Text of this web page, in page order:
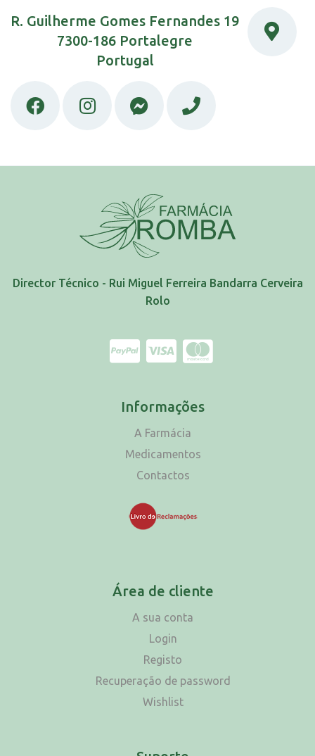
R. Guilherme Gomes Fernandes 19
7300-186 Portalegre
Portugal
Director Técnico - Rui Miguel Ferreira Bandarra Cerveira
Rolo
Informações
A Farmácia
Medicamentos
Contactos
Área de cliente
A sua conta
Login
Registo
Recuperação de password
Wishlist